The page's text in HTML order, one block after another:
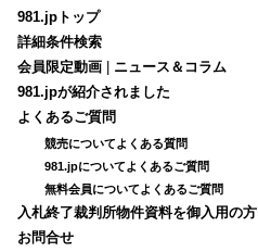
981.jpトップ
詳細条件検索
会員限定動画
ニュース＆コラム
981.jpが紹介されました
よくあるご質問
競売についてよくある質問
981.jpについてよくあるご質問
無料会員についてよくあるご質問
入札終了裁判所物件資料を御入用の方
お問合せ